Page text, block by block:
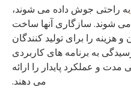
به راحتی جوش داده می شوند،
شوند. سازگاری آنها ساخت
هزینه را برای تولید کنندگان
به برنامه های کاربردی
و عملکرد پایدار را ارائه
می دهند.